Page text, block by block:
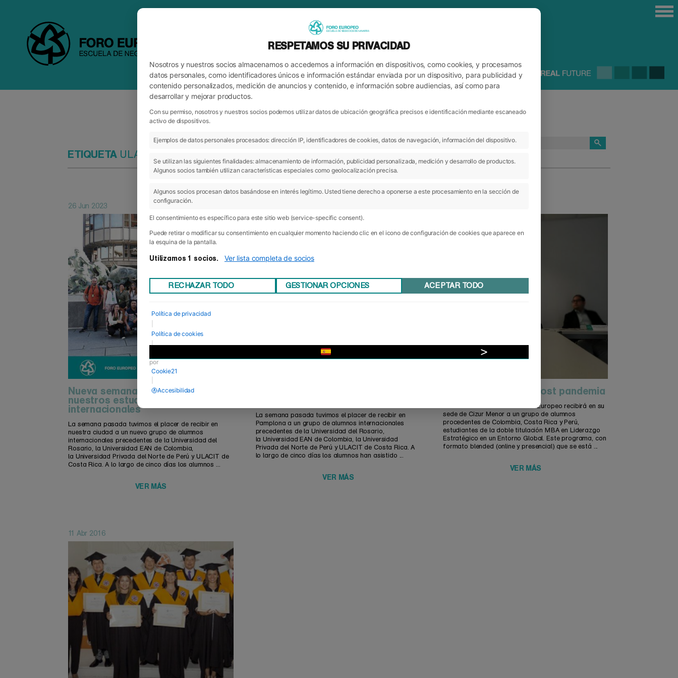
ETIQUETAULACIT
ARCHIVO CATEGORÍAS
26 Jun 2023
Nueva semana presencial de
nuestros estudiantes
internacionales
La semana pasada tuvimos el placer de recibir en
nuestra ciudad a un nuevo grupo de alumnos
internacionales precedentes de la Universidad del
Rosario, la Universidad EAN de Colombia,
la Universidad Privada del Norte de Perú y ULACIT de
Costa Rica. A lo largo de cinco días los alumnos ...
VER MÁS
La semana pasada tuvimos el placer de recibir en
Pamplona a un grupo de alumnos internacionales
precedentes de la Universidad del Rosario,
la Universidad EAN de Colombia, la Universidad
Privada del Norte de Perú y ULACIT de Costa Rica. A
lo largo de cinco días los alumnos han asistido ...
VER MÁS
Estrechando lazos post pandemia
Del 22 al 26 de noviembre Foro Europeo recibirá en su
sede de Cizur Menor a un grupo de alumnos
procedentes de Colombia, Costa Rica y Perú,
estudiantes de la doble titulación MBA en Liderazgo
Estratégico en un Entorno Global. Este programa, con
formato blended (online y presencial) que se está ...
VER MÁS
11 Abr 2016
RESPETAMOS SU PRIVACIDAD
Nosotros y nuestros socios almacenamos o accedemos a información en dispositivos, como cookies, y procesamos
datos personales, como identificadores únicos e información estándar enviada por un dispositivo, para publicidad y
contenido personalizados, medición de anuncios y contenido, e información sobre audiencias, así como para
desarrollar y mejorar productos.
Con su permiso, nosotros y nuestros socios podemos utilizar datos de ubicación geográfica precisos e identificación mediante escaneado
activo de dispositivos.
Ejemplos de datos personales procesados: dirección IP, identificadores de cookies, datos de navegación, información del dispositivo.
Se utilizan las siguientes finalidades: almacenamiento de información, publicidad personalizada, medición y desarrollo de productos.
Algunos socios también utilizan características especiales como geolocalización precisa.
Algunos socios procesan datos basándose en interés legítimo. Usted tiene derecho a oponerse a este procesamiento en la sección de
configuración.
El consentimiento es específico para este sitio web (service-specific consent).
Puede retirar o modificar su consentimiento en cualquier momento haciendo clic en el icono de configuración de cookies que aparece en
la esquina de la pantalla.
Utilizamos 1 socios. Ver lista completa de socios
RECHAZAR TODO GESTIONAR OPCIONES ACEPTAR TODO
Política de privacidad
Política de cookies
|
por
Cookie21
Accesibilidad